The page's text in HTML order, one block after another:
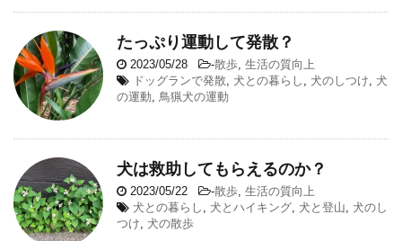
たっぷり運動して発散？
2023/05/28 -散歩 生活の質向上
ドッグランで発散 犬との暮らし 犬のしつけ
犬
の運動
鳥猟犬の運動
犬は救助してもらえるのか？
2023/05/22 -散歩 生活の質向上
犬との暮らし
犬とハイキング 犬と登山
犬のし
つけ
犬の散歩